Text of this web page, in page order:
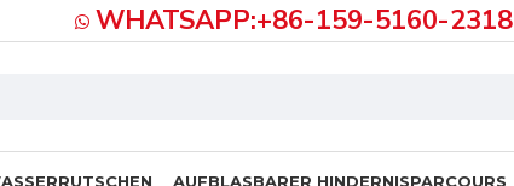
WHATSAPP:+86-159-5160-2318
AUFBLASBARER HINDERNISPARCOURS